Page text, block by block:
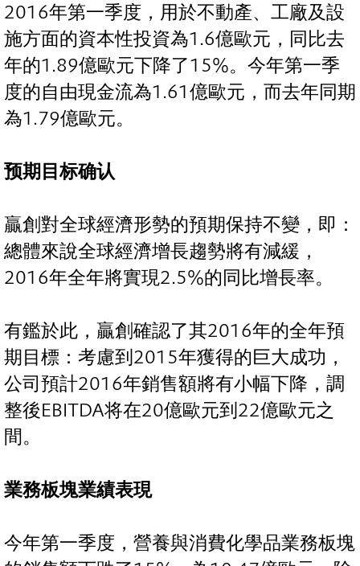
2016年第一季度，用於不動產、工廠及設
施方面的資本性投資為1.6億歐元，同比去
年的1.89億歐元下降了15%。今年第一季
度的自由現金流為1.61億歐元，而去年同期
為1.79億歐元。
预期目标确认
贏創對全球經濟形勢的預期保持不變，即：
總體來說全球經濟增長趨勢將有減緩，
2016年全年將實現2.5%的同比增長率。
有鑑於此，贏創確認了其2016年的全年預
期目標：考慮到2015年獲得的巨大成功，
公司預計2016年銷售額將有小幅下降，調
整後EBITDA将在20億歐元到22億歐元之
間。
業務板塊業績表現
今年第一季度，營養與消費化學品業務板塊